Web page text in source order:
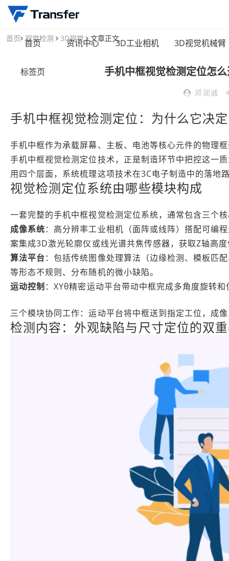
首页 资讯中心 3D工业相机 3D视觉机械臂
标签页
首页 视觉检测 3D视觉 文章正文
手机中框视觉检测定位怎
邓润诚
手机中框视觉检测定位：为什么它决
手机中框作为承载屏幕、主板、电池等核心元件的物理
手机中框视觉检测定位技术，正是制造环节中把控这一
用四个层面，系统梳理这项技术在3C电子制造中的落地
视觉检测定位系统由哪些模块构成
一套完整的手机中框视觉检测定位系统，通常包含三个
成像系统：高分辨率工业相机（面阵或线阵）搭配可编
案集成3D激光轮廓仪或线光谱共焦传感器，获取Z轴高
算法平台：包括传统图像处理算法（边缘检测、模板匹
等形态不规则、分布随机的微小缺陷。
运动控制 ：XYθ精密运动平台带动中框完成多角度旋转
三个模块协同工作：运动平台将中框送到指定工位，成
检测内容：外观缺陷与尺寸定位的双